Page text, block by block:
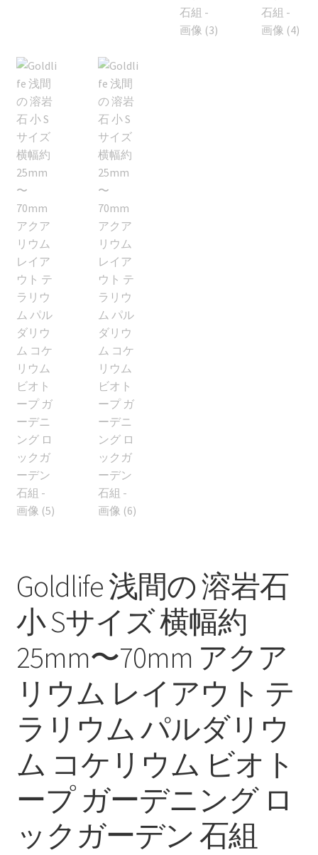
Goldlife 浅間の 溶岩石
小 Sサイズ 横幅約
25mm〜70mm アクア
リウム レイアウト テ
ラリウム パルダリウ
ム コケリウム ビオト
ープ ガーデニング ロ
ックガーデン 石組